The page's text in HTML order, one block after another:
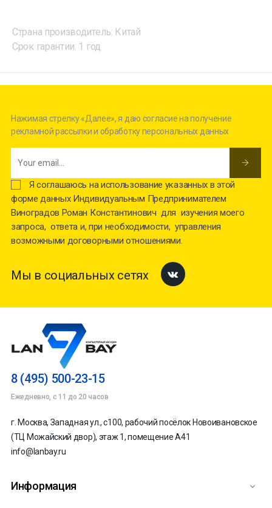
Страна производитель: Китай
Срок гарантии: 1 год
Нажимая стрелку «Далее», я даю согласие на получение
рекламной рассылки и обработку персональных данных
Я соглашаюсь на использование указанных в этой
форме данных Индивидуальным Предпринимателем
Виноградов Роман Константинович для изучения моего
запроса, ответа и, при необходимости, управления
возможными договорными отношениями.
Мы в социальных сетях Facebook
8 (495) 500-23-15
Ежедневно, с 11 до 20 часов
г. Москва, Западная ул., с100, рабочий посёлок Новоивановское
(ТЦ Можайский двор), этаж 1, помещение А41
info@lanbay.ru
Информация 